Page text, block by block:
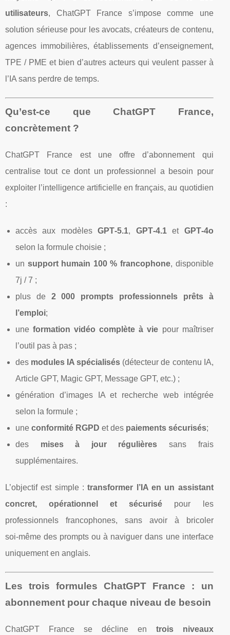
utilisateurs, ChatGPT France s’impose comme une
solution sérieuse pour les avocats, créateurs de contenu,
agences immobilières, établissements d’enseignement,
TPE / PME et bien d’autres acteurs qui veulent passer à
l’IA sans perdre de temps.
Qu’est‑ce que ChatGPT France,
concrètement ?
ChatGPT France est une offre d’abonnement qui
centralise tout ce dont un professionnel a besoin pour
exploiter l’intelligence artificielle en français, au quotidien
:
accès aux modèlesGPT‑5.1, GPT‑4.1et GPT‑4o
selon la formule choisie ;
un support humain 100 % francophone, disponible
7j / 7 ;
plus de 2 000 prompts professionnels prêts à
l’emploi;
uneformation vidéo complète à vie pour maîtriser
l’outil pas à pas ;
des modules IA spécialisés (détecteur de contenu IA,
Article GPT, Magic GPT, Message GPT, etc.) ;
génération d’images IA et recherche web intégrée
selon la formule ;
une conformité RGPD et des paiements sécurisés;
des mises à jour régulières sans frais
supplémentaires.
L’objectif est simple :transformer l’IA en un assistant
concret, opérationnel et sécurisé pour les
professionnels francophones, sans avoir à bricoler
soi‑même des prompts ou à naviguer dans une interface
uniquement en anglais.
Les trois formules ChatGPT France : un
abonnement pour chaque niveau de besoin
ChatGPT France se décline en trois niveaux